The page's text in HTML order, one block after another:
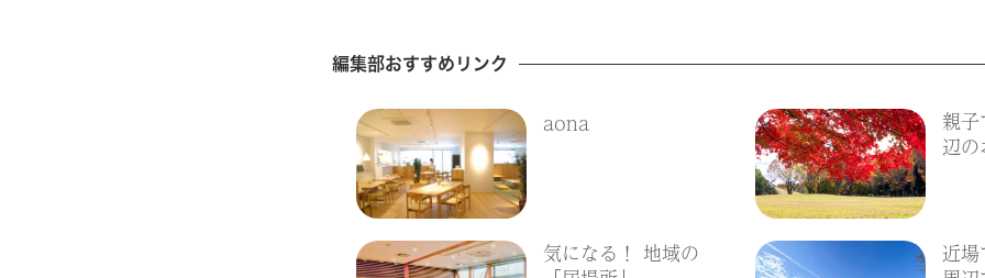
編集部おすすめリンク
aona
親
辺
気になる！ 地域の
近